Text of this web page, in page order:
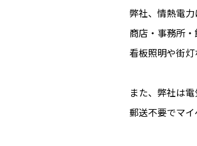
弊社、情熱電
商店・事務所
看板照明や街灯
また、弊社は
郵送不要でマイ